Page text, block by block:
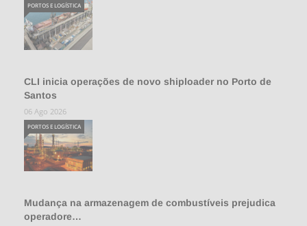
CLI inicia operações de novo shiploader no Porto de
Santos
PORTOS E LOGÍSTICA
06 Ago 2026
Mudança na armazenagem de combustíveis prejudica
operadore…
PORTOS E LOGÍSTICA